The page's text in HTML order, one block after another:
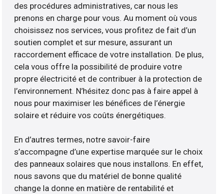
des procédures administratives, car nous les
prenons en charge pour vous. Au moment où vous
choisissez nos services, vous profitez de fait d’un
soutien complet et sur mesure, assurant un
raccordement efficace de votre installation. De plus,
cela vous offre la possibilité de produire votre
propre électricité et de contribuer à la protection de
l’environnement. N’hésitez donc pas à faire appel à
nous pour maximiser les bénéfices de l’énergie
solaire et réduire vos coûts énergétiques.
En d’autres termes, notre savoir-faire
s’accompagne d’une expertise marquée sur le choix
des panneaux solaires que nous installons. En effet,
nous savons que du matériel de bonne qualité
change la donne en matière de rentabilité et